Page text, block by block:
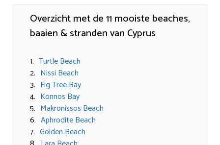
Overzicht met de 11 mooiste beaches,
baaien & stranden van Cyprus
Turtle Beach
Nissi Beach
Fig Tree Bay
Konnos Bay
Makronissos Beach
Aphrodite Beach
Golden Beach